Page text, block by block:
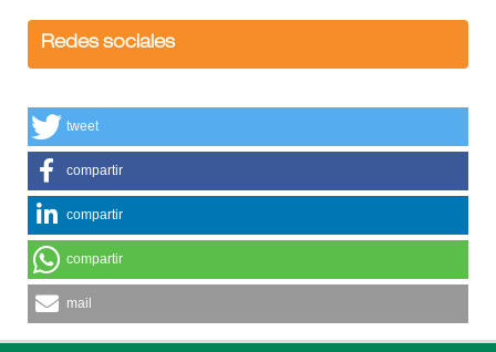
Redes sociales
tweet
compartir
compartir
compartir
mail